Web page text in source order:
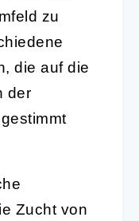
zu
die auf die
der
Zucht von